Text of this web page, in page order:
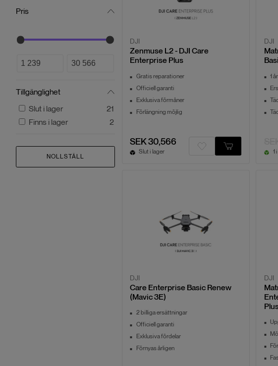
Pris
Tillgänglighet
Slut i lager
21
Finns i lager
2
NOLLSTÄLL
DJI
Zenmuse L2 - DJI Care
Enterprise Plus
Gratis reparationer
Officiell garanti
Exklusiva förmåner
Förlängning möjlig
SEK 30,566
Slut i lager
DJI
1
1
DJI
Care Enterprise Basic Renew
(Mavic 3E)
2 billiga ersättningar
Officiell garanti
Exklusiva fördelar
Förnyas årligen
DJI